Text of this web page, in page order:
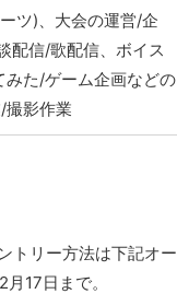
ツ)、大会の運営/企
配信/歌配信、ボイス
みた/ゲーム企画などの
撮影作業
トリー方法は下記オー
17日まで。